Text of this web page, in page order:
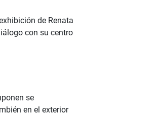
de Renata
con su centro
se
en el exterior